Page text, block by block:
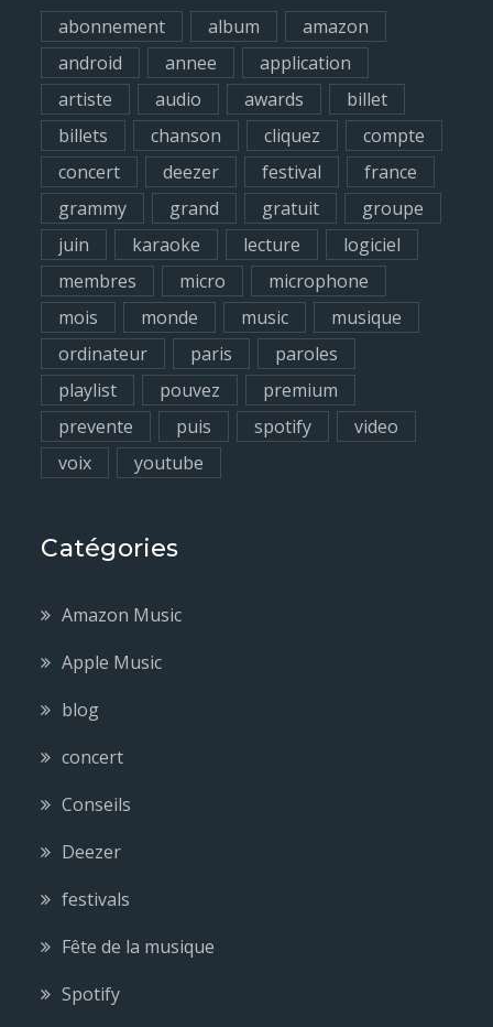
h
f
o
abonnement album
amazon
android
annee
application
artiste
audio awards
billet
billets
chanson cliquez
compte
concert
deezer festival
france
grammy
grand gratuit
groupe
juin
karaoke lecture
logiciel
membres
micro
microphone
mois
monde music
musique
ordinateur
paris
paroles
playlist
pouvez
premium
prevente
puis spotify
video
voix
youtube
Catégories
Amazon Music
Apple Music
blog
concert
Conseils
Deezer
festivals
Fête de la musique
Spotify